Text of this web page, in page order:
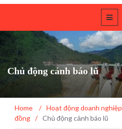
Chủ động cảnh báo lũ
Home / Hoạt động doanh nghiệp
đồng / Chủ động cảnh báo lũ